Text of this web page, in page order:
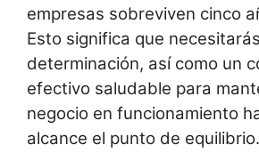
empresas sobreviven cinco
Esto significa que
determinación, así como un
efectivo saludable para
negocio en funcionamiento
alcance el punto de equilibrio.